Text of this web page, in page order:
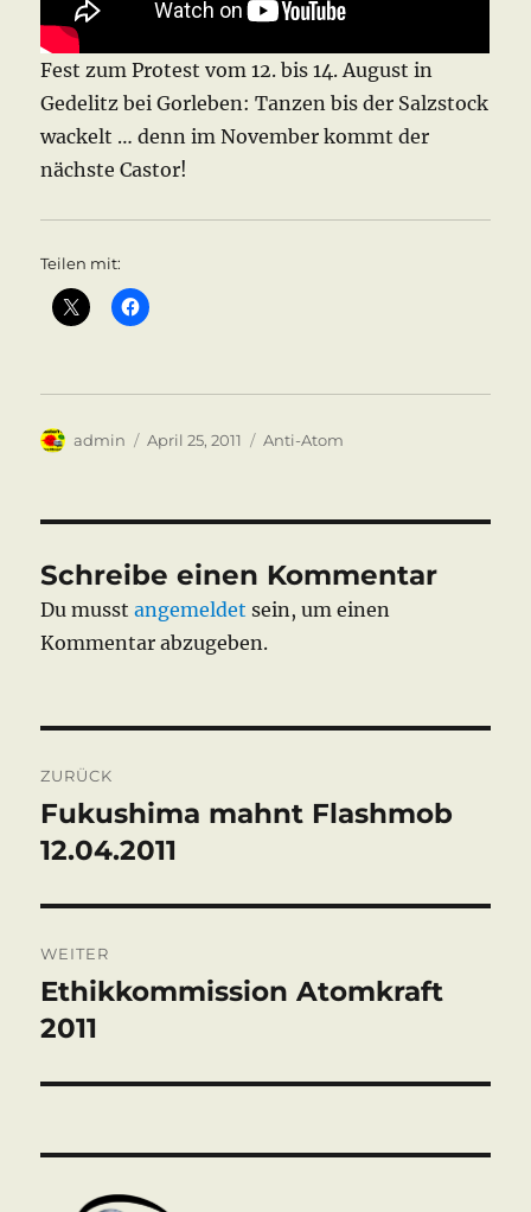
Fest zum Protest vom 12. bis 14. August in
Gedelitz bei Gorleben: Tanzen bis der Salzstock
wackelt … denn im November kommt der
nächste Castor!
Teilen mit:
Autor
admin
Veröffentlicht
April 25, 2011 Kategorien
Anti-Atom
Schreibe einen Kommentar
Du musstangemeldet sein, um einen
Kommentar abzugeben.
ZURÜCK
Vorheriger
Beitrag:
Fukushima mahnt Flashmob
12.04.2011
WEITER
Nächster
Beitrag:
Ethikkommission Atomkraft
2011